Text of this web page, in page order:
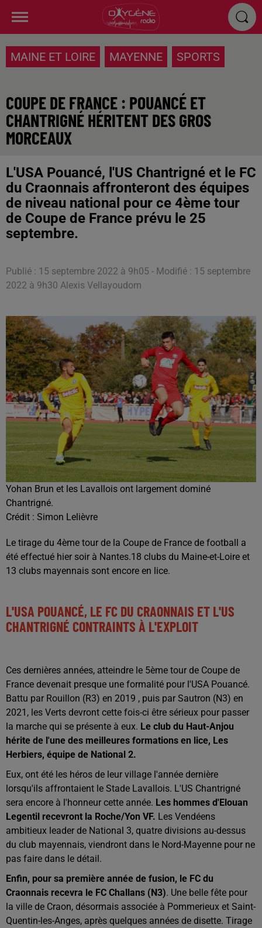
MAINE ET LOIRE MAYENNE SPORTS
COUPE DE FRANCE : POUANCÉ ET
CHANTRIGNÉ HÉRITENT DES GROS
MORCEAUX
L'USA Pouancé, l'US Chantrigné et le FC
du Craonnais affronteront des équipes
de niveau national pour ce 4ème tour
de Coupe de France prévu le 25
septembre.
Publié : 15 septembre 2022 à 9h05 - Modifié : 15 septembre
2022 à 9h30 Alexis Vellayoudom
Yohan Brun et les Lavallois ont largement dominé
Chantrigné.
Crédit : Simon Lelièvre
Le tirage du 4ème tour de la Coupe de France de football a
été effectué hier soir à Nantes.18 clubs du Maine-et-Loire et
13 clubs mayennais sont encore en lice.
L'USA POUANCÉ, LE FC DU CRAONNAIS ET L'US
CHANTRIGNÉ CONTRAINTS À L'EXPLOIT
Ces dernières années, atteindre le 5ème tour de Coupe de
France devenait presque une formalité pour l'USA Pouancé.
Battu par Rouillon (R3) en 2019 , puis par Sautron (N3) en
2021, les Verts devront cette fois-ci être sérieux pour passer
la marche qui se présente à eux. Le club du Haut-Anjou
hérite de l'une des meilleures formations en lice, Les
Herbiers, équipe de National 2.
Eux, ont été les héros de leur village l'année dernière
lorsqu'ils affrontaient le Stade Lavallois. L'US Chantrigné
sera encore à l'honneur cette année. Les hommes d'Elouan
Legentil recevront la Roche/Yon VF. Les Vendéens
ambitieux leader de National 3, quatre divisions au-dessus
du club mayennais, viendront dans le Nord-Mayenne pour ne
pas faire dans le détail.
Enfin, pour sa première année de fusion, le FC du
Craonnais recevra le FC Challans (N3). Une belle fête pour
la ville de Craon, désormais associée à Pommerieux et Saint-
Quentin-les-Anges, après quelques années de disette. Tirage